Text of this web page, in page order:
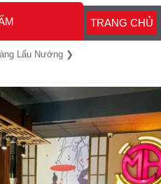
TRANG CHỦ
Lẩu Nướng